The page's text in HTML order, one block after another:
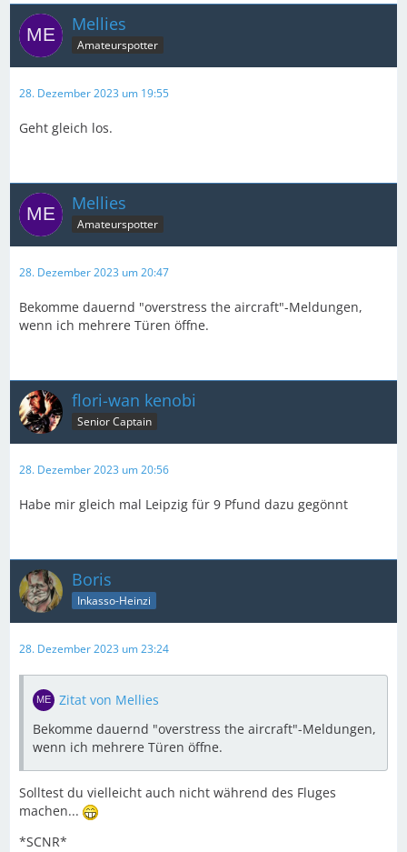
Mellies
Amateurspotter
28. Dezember 2023 um 19:55
Geht gleich los.
Mellies
Amateurspotter
28. Dezember 2023 um 20:47
Bekomme dauernd "overstress the aircraft"-Meldungen,
wenn ich mehrere Türen öffne.
flori-wan kenobi
Senior Captain
28. Dezember 2023 um 20:56
Habe mir gleich mal Leipzig für 9 Pfund dazu gegönnt
Boris
Inkasso-Heinzi
28. Dezember 2023 um 23:24
Zitat von Mellies
Bekomme dauernd "overstress the aircraft"-Meldungen,
wenn ich mehrere Türen öffne.
Solltest du vielleicht auch nicht während des Fluges
machen...
*SCNR*